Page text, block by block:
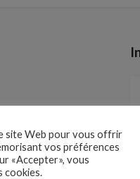
site Web pour vous offrir
vos préférences
«Accepter», vous
cookies.